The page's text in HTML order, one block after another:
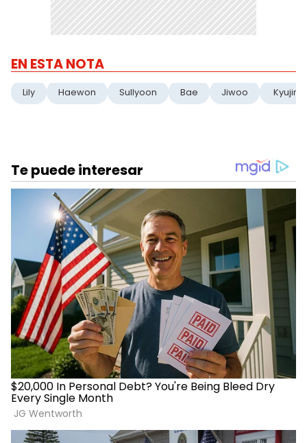
EN ESTA NOTA
Lily Haewon Sullyoon Bae Jiwoo Kyujin